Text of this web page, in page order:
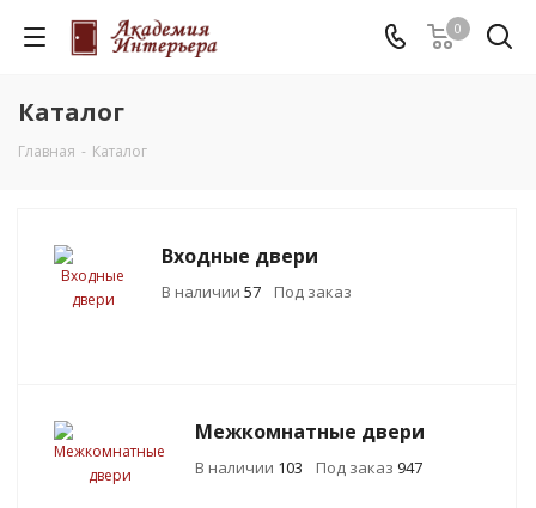
0
Каталог
Главная - Каталог
Входные двери
В наличии 57 Под заказ
Межкомнатные двери
В наличии 103 Под заказ 947